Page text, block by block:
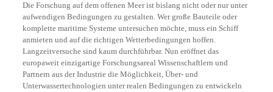
Die Forschung auf dem offenen Meer ist bislang nicht oder nur unter
aufwendigen Bedingungen zu gestalten. Wer große Bauteile oder
komplette maritime Systeme untersuchen möchte, muss ein Schiff
anmieten und auf die richtigen Wetterbedingungen hoffen.
Langzeitversuche sind kaum durchführbar. Nun eröffnet das
europaweit einzigartige Forschungsareal Wissenschaftlern und
Partnern aus der Industrie die Möglichkeit, Über- und
Unterwassertechnologien unter realen Bedingungen zu entwickeln